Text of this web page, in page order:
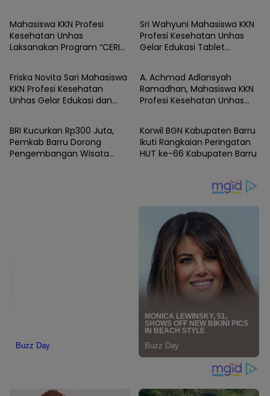
Mahasiswa KKN Profesi
Kesehatan Unhas
Laksanakan Program “CERIA”,
9 Barru
Sri Wahyuni Mahasiswa KKN
Profesi Kesehatan Unhas
Gelar Edukasi Tablet
Sejak Dini di UPTD SMP
Negeri Satap 9 Barru
BARRU
Friska Novita Sari Mahasiswa
KKN Profesi Kesehatan
Unhas Gelar Edukasi dan
Barru
BARRU
A. Achmad Adlansyah
Ramadhan, Mahasiswa KKN
Profesi Kesehatan Unhas
Tangan Pintar”
BARRU
BRI Kucurkan Rp300 Juta,
Pemkab Barru Dorong
Pengembangan Wisata
BARRU
Korwil BGN Kabupaten Barru
Ikuti Rangkaian Peringatan
HUT ke-66 Kabupaten Barru